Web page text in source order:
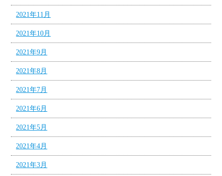
2021年11月
2021年10月
2021年9月
2021年8月
2021年7月
2021年6月
2021年5月
2021年4月
2021年3月